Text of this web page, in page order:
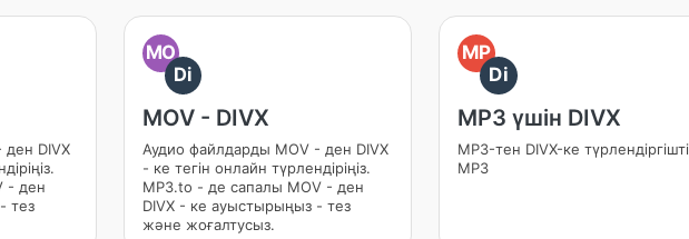
DIVX
- ден
тез
MO
Di
MOV - DIVX
Аудио файлдарды MOV - ден DIVX
- ке тегін онлайн түрлендіріңіз.
MP3.to - де сапалы MOV - ден
DIVX - ке ауыстырыңыз - тез
және жоғалтусыз.
MP
Di
MP3 үшін DIVX
MP3-тен DIVX-ке түрлендіргішті
MP3